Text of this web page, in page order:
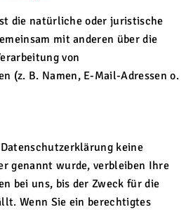
die natürliche oder juristische
mit anderen über die
von
(z. B. Namen, E-Mail-Adressen o.
keine
genannt wurde, verbleiben Ihre
bei uns, bis der Zweck für die
Wenn Sie ein berechtigtes